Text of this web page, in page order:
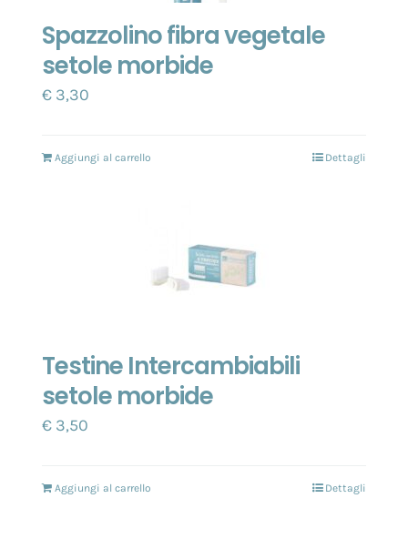
Spazzolino fibra vegetale
setole morbide
€ 3,30
Aggiungi al carrello Dettagli
Testine Intercambiabili
setole morbide
€ 3,50
Aggiungi al carrello Dettagli